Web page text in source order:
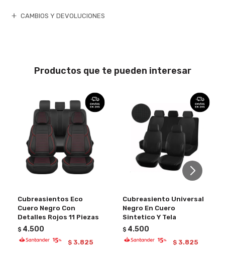
CAMBIOS Y DEVOLUCIONES
Productos que te pueden interesar
Cubreasientos Eco
Cuero Negro Con
Detalles Rojos 11 Piezas
$ 4.500
$ 3.825
Cubreasiento Universal
Negro En Cuero
Sintetico Y Tela
$ 4.500
$ 3.825